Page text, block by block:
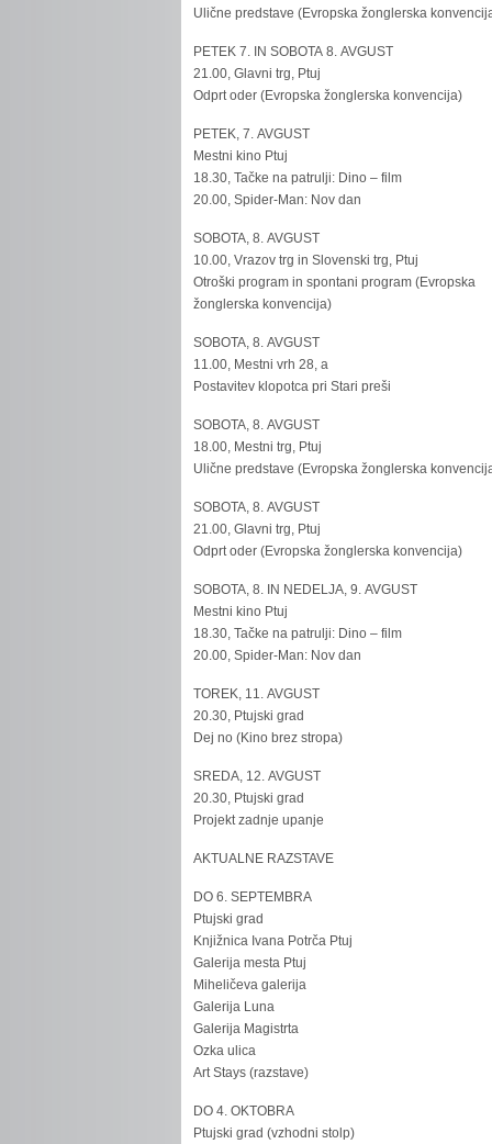
Ulične predstave (Evropska žonglerska
PETEK 7. IN SOBOTA 8. AVGUST
21.00, Glavni trg, Ptuj
Odprt oder (Evropska žonglerska konvencija)
PETEK, 7. AVGUST
Mestni kino Ptuj
18.30, Tačke na patrulji: Dino – film
20.00, Spider-Man: Nov dan
SOBOTA, 8. AVGUST
10.00, Vrazov trg in Slovenski trg, Ptuj
Otroški program in spontani program (Evropska
žonglerska konvencija)
SOBOTA, 8. AVGUST
11.00, Mestni vrh 28, a
Postavitev klopotca pri Stari preši
SOBOTA, 8. AVGUST
18.00, Mestni trg, Ptuj
Ulične predstave (Evropska žonglerska
SOBOTA, 8. AVGUST
21.00, Glavni trg, Ptuj
Odprt oder (Evropska žonglerska konvencija)
SOBOTA, 8. IN NEDELJA, 9. AVGUST
Mestni kino Ptuj
18.30, Tačke na patrulji: Dino – film
20.00, Spider-Man: Nov dan
TOREK, 11. AVGUST
20.30, Ptujski grad
Dej no (Kino brez stropa)
SREDA, 12. AVGUST
20.30, Ptujski grad
Projekt zadnje upanje
AKTUALNE RAZSTAVE
DO 6. SEPTEMBRA
Ptujski grad
Knjižnica Ivana Potrča Ptuj
Galerija mesta Ptuj
Miheličeva galerija
Galerija Luna
Galerija Magistrta
Ozka ulica
Art Stays (razstave)
DO 4. OKTOBRA
Ptujski grad (vzhodni stolp)